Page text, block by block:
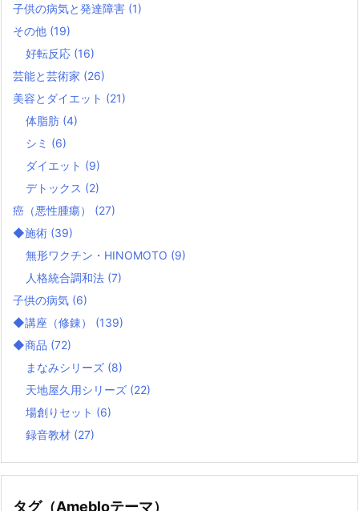
子供の病気と発達障害 (1)
その他 (19)
好転反応 (16)
芸能と芸術家 (26)
美容とダイエット (21)
体脂肪 (4)
シミ (6)
ダイエット (9)
デトックス (2)
癌（悪性腫瘍） (27)
◆施術 (39)
無形ワクチン・HINOMOTO (9)
人格統合調和法 (7)
子供の病気 (6)
◆講座（修錬） (139)
◆商品 (72)
まなみシリーズ (8)
天地屋久用シリーズ (22)
場創りセット (6)
録音教材 (27)
タグ（Amebloテーマ）